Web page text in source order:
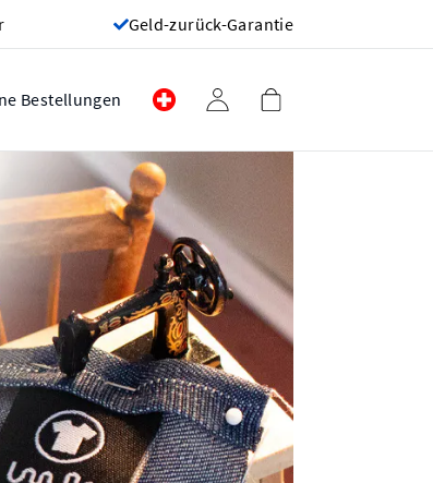
Geld-zurück-Garantie
Bestellungen